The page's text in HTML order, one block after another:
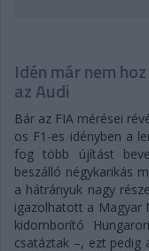
Idén már nem
az Audi
Bár az FIA mérései
os F1-es idényben a
fog több újítást
beszálló négykarikás
a hátrányuk nagy
igazolhatott a Magyar
kidomborító
csatáztak –, ezt pedig